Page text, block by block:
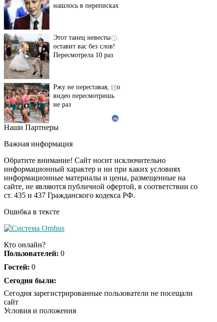
оставит вас без слов!
Пересмотрела 10 раз
видео пересмотришь
не раз
Ролик длится пару
шоке от увиденного
i
Ролик из Омска: вы
будете смеяться долго
Королева вагона
Наши Партнеры
Важная информация
Обратите внимание! Сайт носит исключительно
информационный характер и ни при каких условиях
информационные материалы и цены, размещенные на
сайте, не являются публичной офертой, в соответствии со
ст. 435 и 437 Гражданского кодекса РФ.
Ошибка в тексте
Кто онлайн?
Пользователей: 0
Гостей: 0
Сегодня были:
Сегодня зарегистрированные пользователи не посещали
сайт
Условия и положения